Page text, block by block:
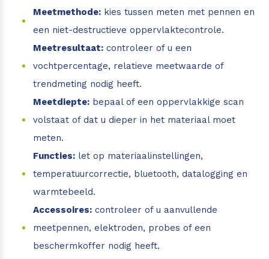
Meetmethode: kies tussen meten met pennen en
een niet-destructieve oppervlaktecontrole.
Meetresultaat: controleer of u een
vochtpercentage, relatieve meetwaarde of
trendmeting nodig heeft.
Meetdiepte: bepaal of een oppervlakkige scan
volstaat of dat u dieper in het materiaal moet
meten.
Functies: let op materiaalinstellingen,
temperatuurcorrectie, bluetooth, datalogging en
warmtebeeld.
Accessoires: controleer of u aanvullende
meetpennen, elektroden, probes of een
beschermkoffer nodig heeft.